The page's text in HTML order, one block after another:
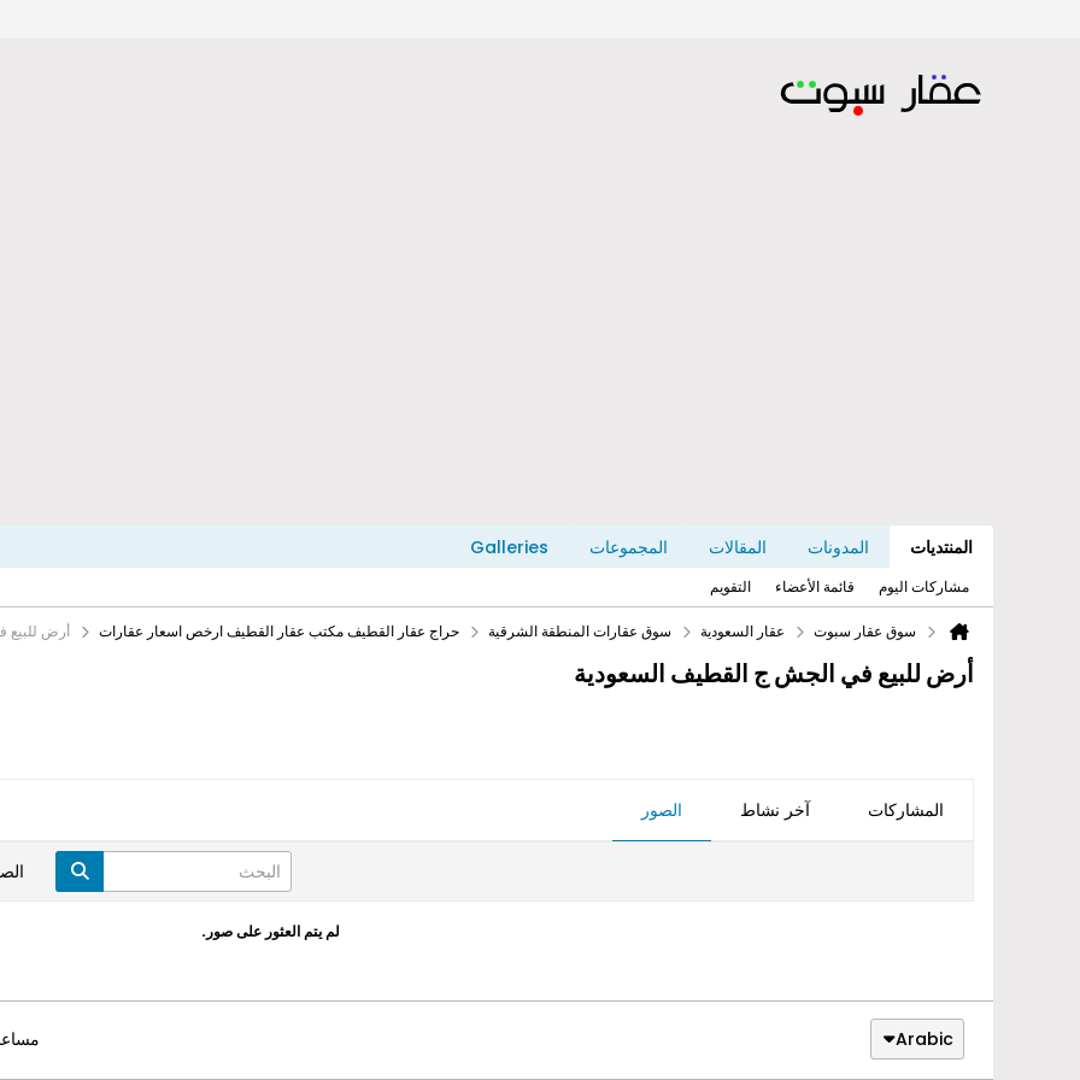
المنتديات المدونات المقالات المجموعات Galleries
مشاركات اليوم قائمة الأعضاء التقويم
سوق عقار سبوت عقار السعودية سوق عقارات المنطقة الشرقية حراج عقار القطيف مكتب عقار القطيف ارخص اسعار عقارات أرض للبيع
أرض للبيع في الجش ج القطيف السعودية
المشاركات آخر نشاط الصور
لم يتم العثور على صور.
Arabic